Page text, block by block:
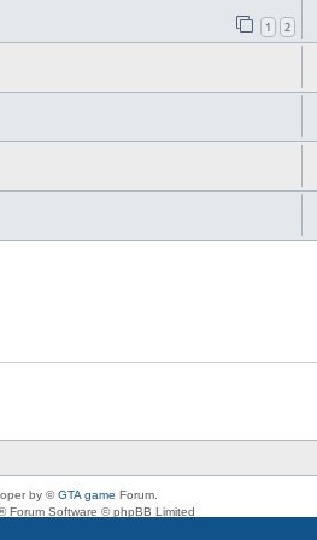
1 2
by ©GTA game Forum.
Forum Software © phpBB Limited